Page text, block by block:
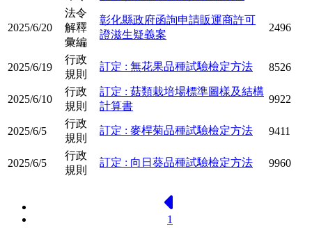
2025/6/20
法令
解釋
彙編
彰化縣政府函詢申請販運商許可
證滋生疑義案
2496
2025/6/19
行政
規則
訂定 : 無花果品種試驗檢定方法 8526
2025/6/10
行政
規則
訂定 : 菇類栽培場標準圖樣及結構
計算書
9922
2025/6/5
行政
規則
訂定 : 麥桿菊品種試驗檢定方法 9411
2025/6/5
行政
規則
訂定 : 向日葵品種試驗檢定方法 9960
1